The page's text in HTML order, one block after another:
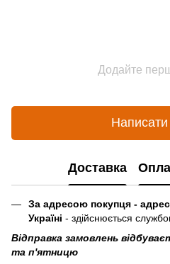
Додайте
Написати
Доставка
За адресою покупця -
Україні - здійснюється
Відправка замовлень
та п'ятницю